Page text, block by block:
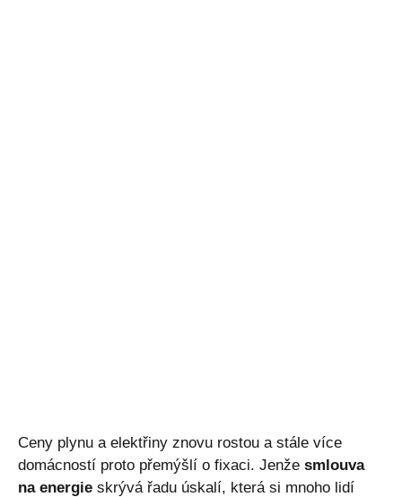
Ceny plynu a elektřiny znovu rostou a stále více
domácností proto přemýšlí o fixaci. Jenže smlouva
na energie skrývá řadu úskalí, která si mnoho lidí